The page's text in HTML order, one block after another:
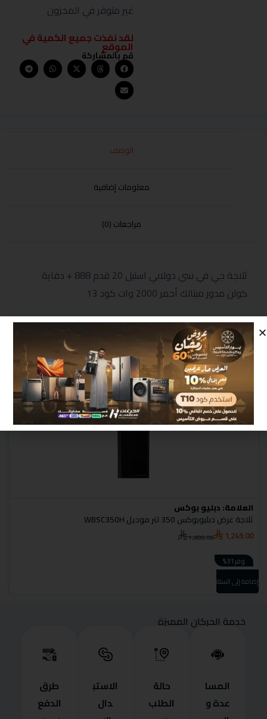
غير متوفر في المخزون
لقد نفذت جميع الكمية في
الموقع
قم بالمشاركة
الوصف
معلومات إضافية
مراجعات (0)
ثلاجة جي في سي دولابي استيل 20 قدم 888 + دفاية
كولن مدور ميتالك أحمر 2000 وات كود 13
منتجات مشابهة
العلامة:دبليو بوكس
ثلاجة عرض دبليوبوكس 350 لتر موديل WBSC350H
1,800.00 1,249.00
وفر 31%
إضافة إلى السلة
خدمة الحركان المميزة
المسا
عدة و
حالة
الطلب
الاستب
دال
طرق
الدفع